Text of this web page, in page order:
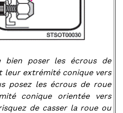
bien poser les écrous de
leur extrémité conique vers
posez les écrous de roue
conique orientée vers
de casser la roue ou